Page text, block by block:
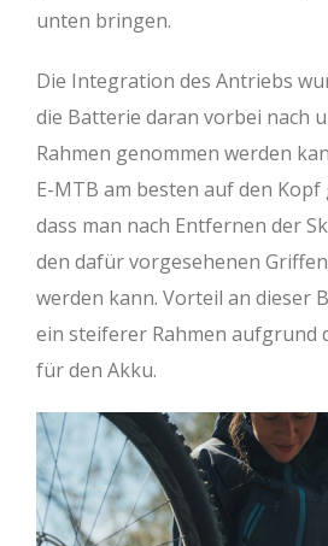
unten bringen.
Die Integration des Antriebs
die Batterie daran vorbei nach
Rahmen genommen werden
E-MTB am besten auf den
dass man nach Entfernen der
den dafür vorgesehenen
werden kann. Vorteil an dieser
ein steiferer Rahmen aufgrund
für den Akku.